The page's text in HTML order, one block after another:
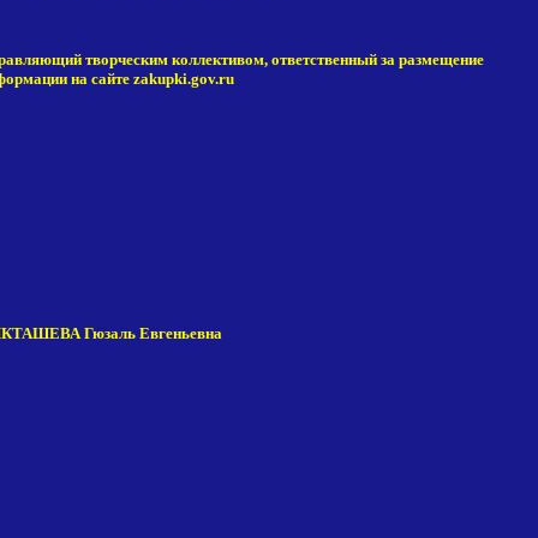
творческим коллективом, ответственный за размещение
на сайте zakupki.gov.ru
Гюзаль Евгеньевна